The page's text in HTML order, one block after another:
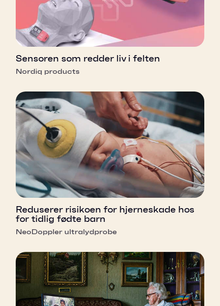
Sensoren som redder liv i felten
Nordiq products
Reduserer risikoen for hjerneskade hos
for tidlig fødte barn
NeoDoppler ultralydprobe